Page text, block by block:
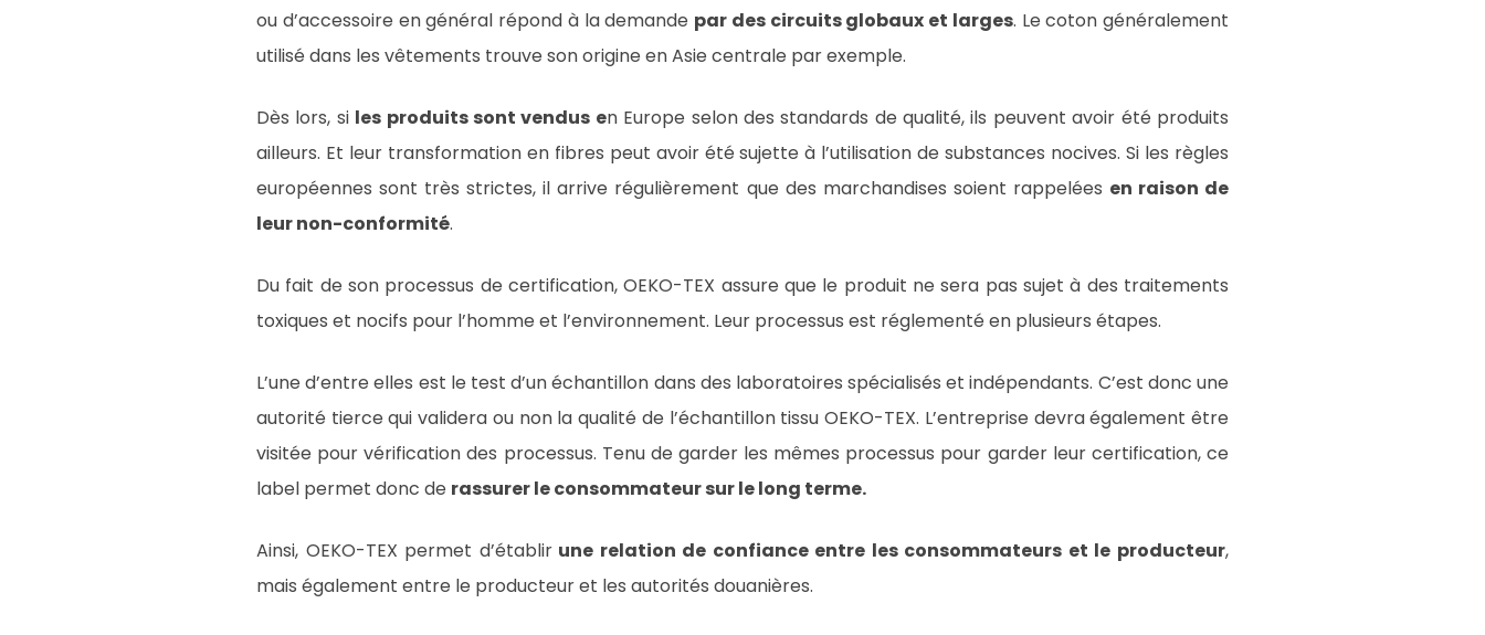
ou d’accessoire en général répond à la demande par des circuits globaux et larges. Le coton généralement
utilisé dans les vêtements trouve son origine en Asie centrale par exemple.
Dès lors, si les produits sont vendus en Europe selon des standards de qualité, ils peuvent avoir été produits
ailleurs. Et leur transformation en fibres peut avoir été sujette à l’utilisation de substances nocives. Si les règles
européennes sont très strictes, il arrive régulièrement que des marchandises soient rappelées en raison de
leur non-conformité.
Du fait de son processus de certification, OEKO-TEX assure que le produit ne sera pas sujet à des traitements
toxiques et nocifs pour l’homme et l’environnement. Leur processus est réglementé en plusieurs étapes.
L’une d’entre elles est le test d’un échantillon dans des laboratoires spécialisés et indépendants. C’est donc une
autorité tierce qui validera ou non la qualité de l’échantillon tissu OEKO-TEX. L’entreprise devra également être
visitée pour vérification des processus. Tenu de garder les mêmes processus pour garder leur certification, ce
label permet donc de rassurer le consommateur sur le long terme.
Ainsi, OEKO-TEX permet d’établirune relation de confiance entre les consommateurs et le producteur,
mais également entre le producteur et les autorités douanières.